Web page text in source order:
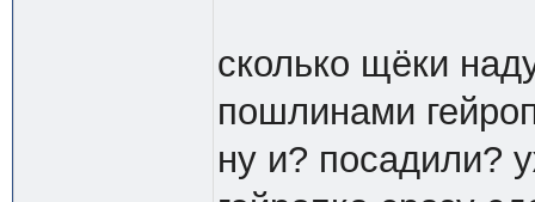
сколько щёки
пошлинами
ну и? посадили?